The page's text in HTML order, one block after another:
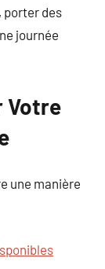
porter des
journée
Votre
une manière